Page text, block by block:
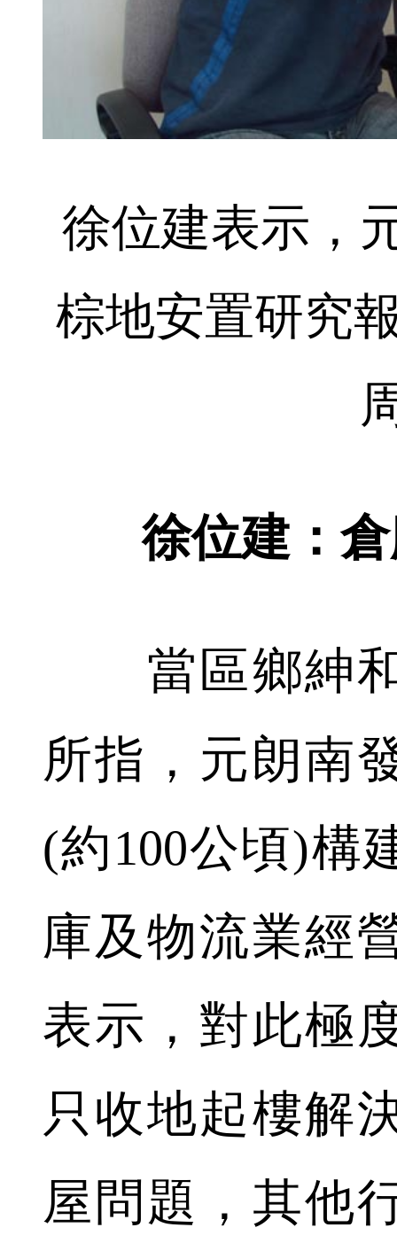
徐位建表示，
棕地安置研究
徐位建：
當區鄉紳和
所指，元朗南
(約100公頃)構
庫及物流業經
表示，對此極
只收地起樓解
屋問題，其他